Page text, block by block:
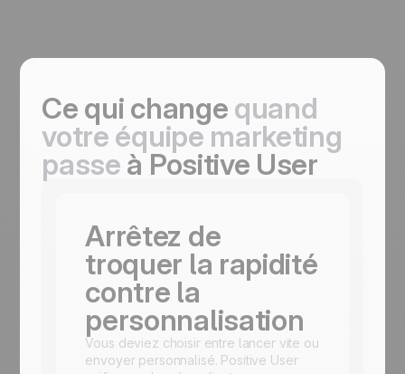
Ce qui change quand
votre équipe marketing
passe à Positive User
Arrêtez de
troquer la rapidité
contre la
personnalisation
Vous deviez choisir entre lancer vite ou
envoyer personnalisé. Positive User